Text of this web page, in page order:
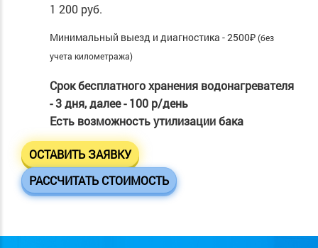
1 200 руб.
Минимальный выезд и диагностика - 2500₽ (без
учета километража)
Срок бесплатного хранения водонагревателя
- 3 дня, далее - 100 р/день
Есть возможность утилизации бака
ОСТАВИТЬ ЗАЯВКУ
РАССЧИТАТЬ СТОИМОСТЬ